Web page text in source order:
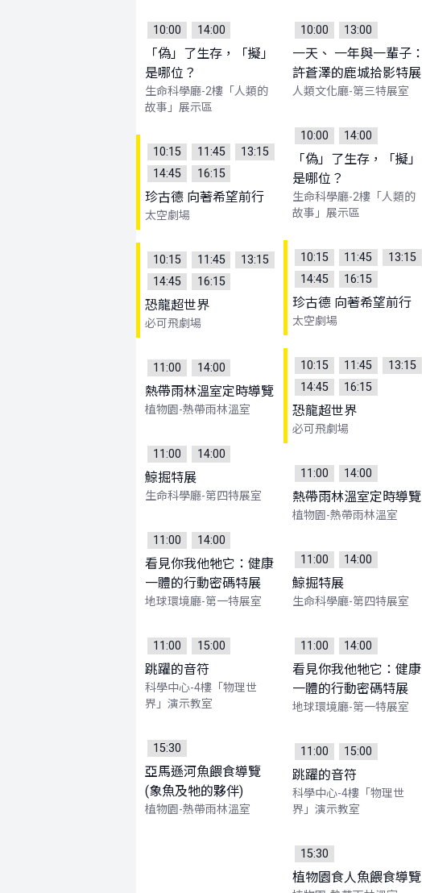
10:00 14:00
「偽」了生存，「擬」
是哪位？
生命科學廳-2樓「人類的
故事」展示區
10:00 13:00
一天、 一年與一輩子：
許蒼澤的鹿城拾影特展
人類文化廳-第三特展室
10:15 11:45
13:15
14:45
16:15
珍古德 向著希望前行
太空劇場
10:00 14:00
「偽」了生存，「擬」
是哪位？
生命科學廳-2樓「人類的
故事」展示區
10:15 11:45
13:15
14:45
16:15
恐龍超世界
必可飛劇場
10:15 11:45
13:15
14:45
16:15
珍古德 向著希望前行
太空劇場
11:00 14:00
熱帶雨林溫室定時導覽
植物園-熱帶雨林溫室
10:15 11:45
13:15
14:45
16:15
恐龍超世界
必可飛劇場
11:00 14:00
鯨掘特展
生命科學廳-第四特展室
11:00 14:00
熱帶雨林溫室定時導覽
植物園-熱帶雨林溫室
11:00 14:00
看見你我他牠它：健康
一體的行動密碼特展
地球環境廳-第一特展室
11:00 14:00
鯨掘特展
生命科學廳-第四特展室
11:00 15:00
跳躍的音符
科學中心-4樓「物理世
界」演示教室
11:00 14:00
看見你我他牠它：健康
一體的行動密碼特展
地球環境廳-第一特展室
15:30
亞馬遜河魚餵食導覽
(象魚及牠的夥伴)
植物園-熱帶雨林溫室
11:00 15:00
跳躍的音符
科學中心-4樓「物理世
界」演示教室
15:30
植物園食人魚餵食導覽